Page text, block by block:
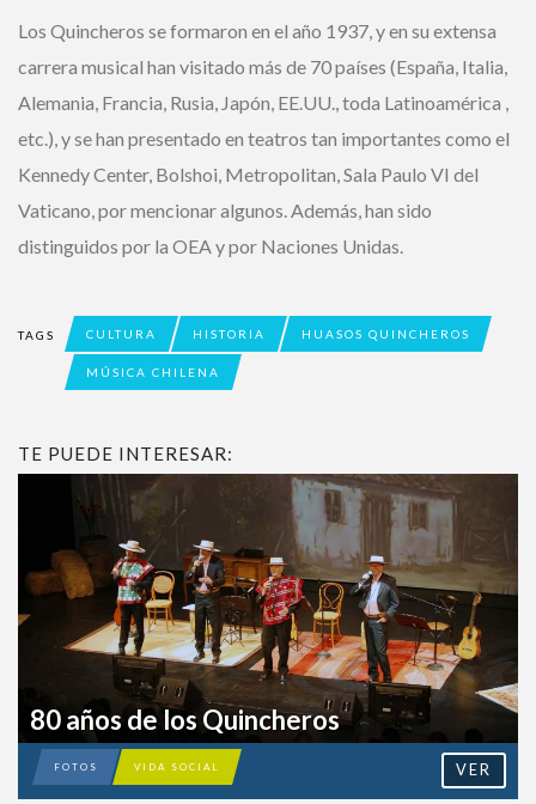
Los Quincheros se formaron en el año 1937, y en su extensa
carrera musical han visitado más de 70 países (España,
Italia, Alemania, Francia, Rusia, Japón, EE.UU., toda
Latinoamérica , etc.), y se han presentado en teatros tan
importantes como el Kennedy Center, Bolshoi,
Metropolitan, Sala Paulo VI del Vaticano, por mencionar
algunos. Además, han sido distinguidos por la OEA y por
CULTURA HISTORIA
TE PUEDE INTERESAR:
80 años de los Quincheros
VIDA SOCIAL
FOTOS